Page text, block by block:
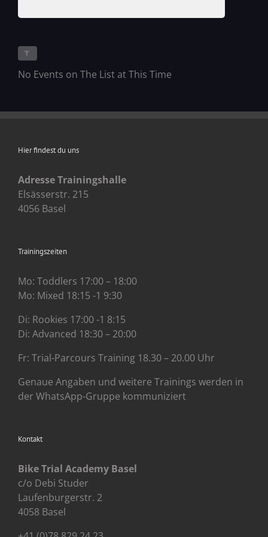
No Events on The List at This Time
Hier findest du uns
Adresse Trainingshalle
Elsässerstr. 215
4056 Basel
Trainingszeiten
Mo: Toddlers 17:00 – 18:00
Mo: Mixed 18:15 -1 9:30
Di: Rookies 17:00 -1 8:15
Di: Advanced 18:30 – 20:00
Fr: Trial-Parcours Training 18.30 – 20.00 Uhr
Genaue Angaben und weitere Trainings werden in
der WhatsApp-Gruppe kommuniziert
Kontakt
Bike Trial Academy Basel
c/o Debi Studer
Laufenburgerstr. 2
4058 Basel